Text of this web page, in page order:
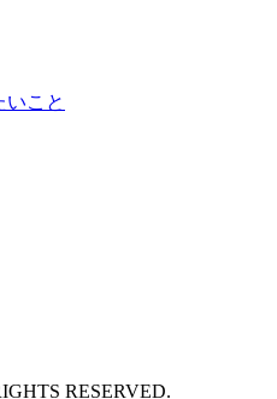
いこと
RESERVED.